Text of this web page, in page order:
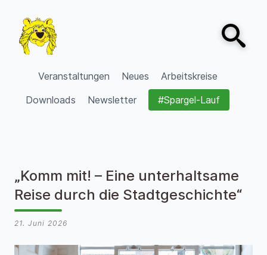
VVV Burgdorf
Veranstaltungen Neues
Arbeitskreise
Downloads
Newsletter #Spargel-Lauf
Open
„Komm mit! – Eine unterhaltsame
Reise durch die Stadtgeschichte“
21. Juni 2026